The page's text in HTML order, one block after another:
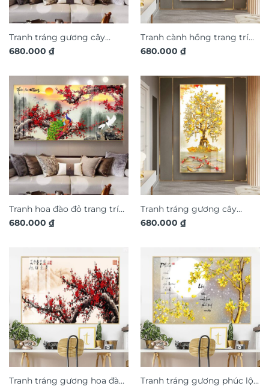
Tranh tráng gương cây
đồng tiền vàng trang trí
680.000 ₫
Tranh cành hồng trang trí
phòng khách TG3214
680.000 ₫
Tranh hoa đào đỏ trang trí
phòng khách TG3202
680.000 ₫
Tranh tráng gương cây
đồng tiền vàng trang trí
680.000 ₫
Tranh tráng gương hoa đào
Tranh tráng gương phúc lộc